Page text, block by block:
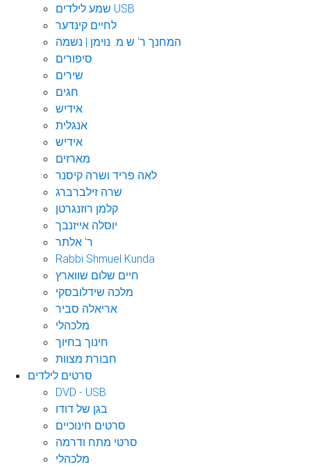
שמע לילדים USB
לחיים קינדער
המחנך ר' ש.מ. נוימן | נשמה
סיפורים
שירים
חגים
אידיש
אנגלית
אידיש
מארזים
לאה פריד ושרה קיסנר
שרה זילברברג
קלמן רוזנגרטן
יוסלה אייזנבך
ר' אלתר
Rabbi Shmuel Kunda
חיים שלום שווארץ
מלכה שידלובסקי
אריאלה סביר
מלכהלי
חינוך בחיוך
חבורת מצוות
סרטים לילדים
DVD - USB
בגן של דודו
סרטים חינוכיים
סרטי מתח ודרמה
מלכהלי